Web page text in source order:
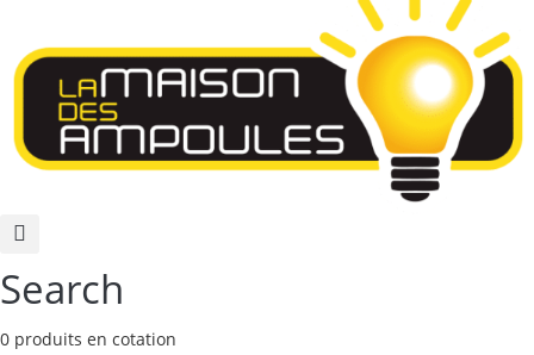
Search
0 produits en cotation